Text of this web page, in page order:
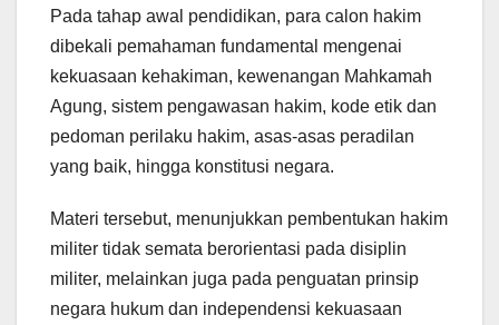
Pada tahap awal pendidikan, para calon hakim
dibekali pemahaman fundamental mengenai
kekuasaan kehakiman, kewenangan Mahkamah
Agung, sistem pengawasan hakim, kode etik dan
pedoman perilaku hakim, asas-asas peradilan
yang baik, hingga konstitusi negara.
Materi tersebut, menunjukkan pembentukan hakim
militer tidak semata berorientasi pada disiplin
militer, melainkan juga pada penguatan prinsip
negara hukum dan independensi kekuasaan